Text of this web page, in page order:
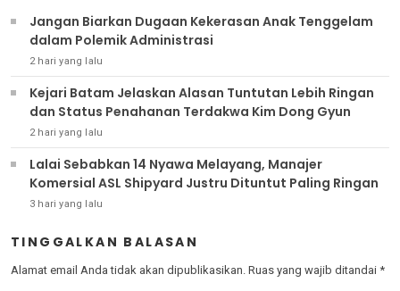
Jangan Biarkan Dugaan Kekerasan Anak Tenggelam
dalam Polemik Administrasi
2 hari yang lalu
Kejari Batam Jelaskan Alasan Tuntutan Lebih Ringan
dan Status Penahanan Terdakwa Kim Dong Gyun
2 hari yang lalu
Lalai Sebabkan 14 Nyawa Melayang, Manajer
Komersial ASL Shipyard Justru Dituntut Paling Ringan
3 hari yang lalu
TINGGALKAN BALASAN
Alamat email Anda tidak akan dipublikasikan. Ruas yang wajib ditandai *